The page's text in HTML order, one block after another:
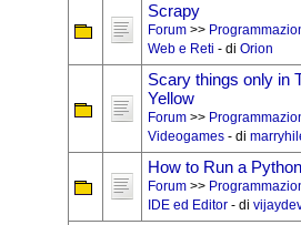
Scrapy
Forum>>
Web e Reti - di Orion
Scary things only in
Yellow
Forum>>
Videogames- di
How to Run a
Forum>>
IDE ed Editor- di